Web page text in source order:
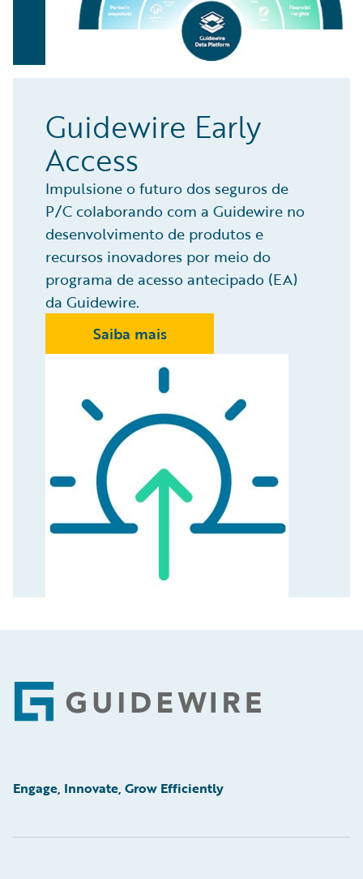
Guidewire Early
Access
Impulsione o futuro dos seguros de
P/C colaborando com a Guidewire no
desenvolvimento de produtos e
recursos inovadores por meio do
programa de acesso antecipado (EA)
da Guidewire.
Saiba mais
Footer
Engage, Innovate, Grow Efficiently